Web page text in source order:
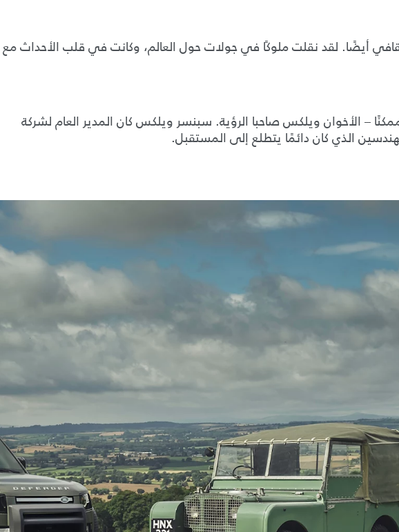
أيضًا. لقد نقلت ملوكًا في جولات حول العالم، وكانت في قلب الأحداث مع
– الأخوان ويلكس صاحبا الرؤية. سبنسر ويلكس كان المدير العام لشركة
الذي كان دائمًا يتطلع إلى المستقبل.